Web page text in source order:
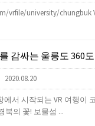
vrfile/university/chungbuk
감싸는 울릉도 360도
2020.08.20
서 시작되는 VR 여행이
북의 꽃! 보물섬 ...